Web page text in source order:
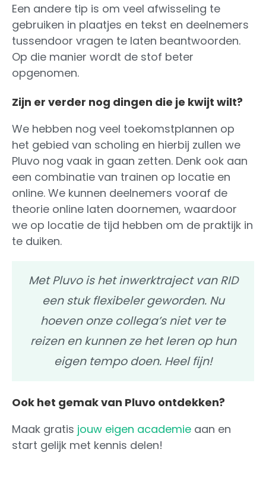
Een andere tip is om veel afwisseling te
gebruiken in plaatjes en tekst en deelnemers
tussendoor vragen te laten beantwoorden.
Op die manier wordt de stof beter
opgenomen.
Zijn er verder nog dingen die je kwijt wilt?
We hebben nog veel toekomstplannen op
het gebied van scholing en hierbij zullen we
Pluvo nog vaak in gaan zetten. Denk ook aan
een combinatie van trainen op locatie en
online. We kunnen deelnemers vooraf de
theorie online laten doornemen, waardoor
we op locatie de tijd hebben om de praktijk in
te duiken.
Met Pluvo is het inwerktraject van RID
een stuk flexibeler geworden. Nu
hoeven onze collega’s niet ver te
reizen en kunnen ze het leren op hun
eigen tempo doen. Heel fijn!
Ook het gemak van Pluvo ontdekken?
Maak gratis jouw eigen academie aan en
start gelijk met kennis delen!